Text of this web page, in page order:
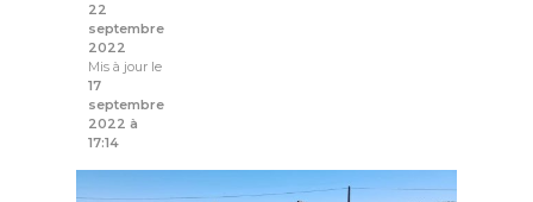
22
septembre
2022
Mis à jour le
17
septembre
2022 à
17:14